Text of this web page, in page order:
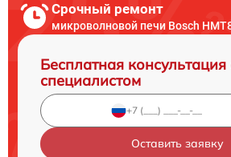
Срочный ремонт
микроволновой печи Bosch
Бесплатная консультация
специалистом
Оставить заявку